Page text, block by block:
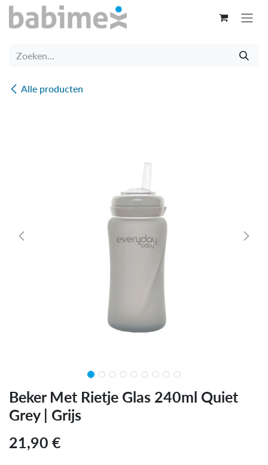
Overslaan naar inhoud
Alle producten
Beker Met Rietje Glas 240ml Quiet
Grey | Grijs
21,90 €